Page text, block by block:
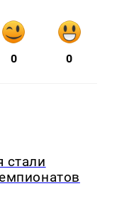
0 0
стали